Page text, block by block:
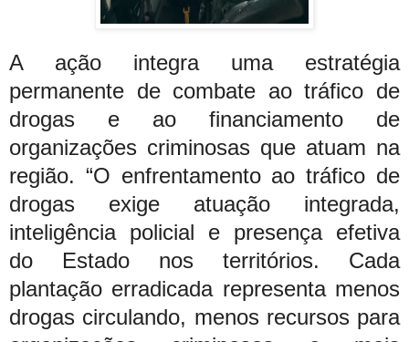
A ação integra uma estratégia
permanente de combate ao tráfico de
drogas e ao financiamento de
organizações criminosas que atuam na
região. “O enfrentamento ao tráfico de
drogas exige atuação integrada,
inteligência policial e presença efetiva
do Estado nos territórios. Cada
plantação erradicada representa menos
drogas circulando, menos recursos para